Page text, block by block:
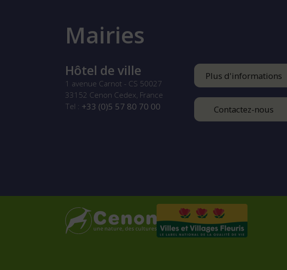
Mairies
Hôtel de ville
1 avenue Carnot - CS 50027
33152 Cenon Cedex, France
Tel : +33 (0)5 57 80 70 00
Plus d'informations
Contactez-nous